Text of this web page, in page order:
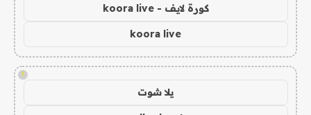
كورة لايف - koora live
koora live
!
يلا شوت